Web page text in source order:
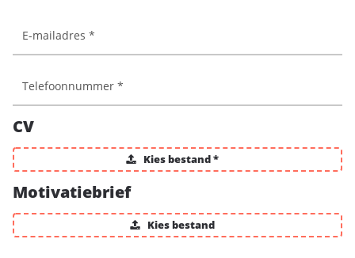
CV
Kies bestand *
Motivatiebrief
Kies bestand